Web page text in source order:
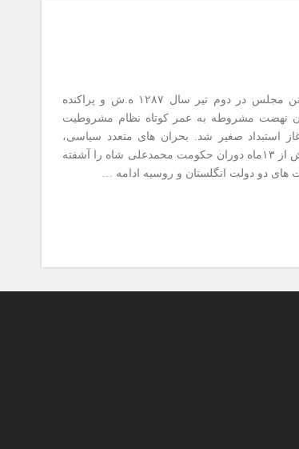
فتح تهران به توپ بستن مجلس در دوم تیر سال ۱۲۸۷ ه.ش و پراکنده
نهضت مشروطه به عمر کوتاه نظام مشروطیت
استبداد صغیر شد. بحران های متعدد سیاسی،
اجتماعی و اقتصادی بیش از ۱۳ماه دوران حکومت محمدعلی شاه را آشفته
های دو دولت انگلستان و روسیه ادامه …